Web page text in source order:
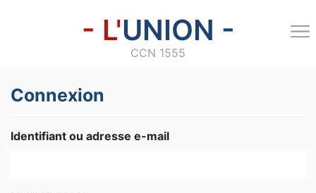
- L'UNION -
CCN 1555
Connexion
Identifiant ou adresse e-mail